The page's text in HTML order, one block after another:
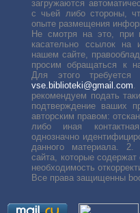
загружаются
с чьей либо стороны,
опыте размещения
Не смотря на это, при
касательно ссылок
нашем сайте,
просим обращаться к
Для этого
vse.biblioteki@gmail.com.
рекомендуем подать
подтверждение ваших
авторским правом:
либо иная
однозначно
данного материала.
сайта, которые
необходимость
Все права защищенны